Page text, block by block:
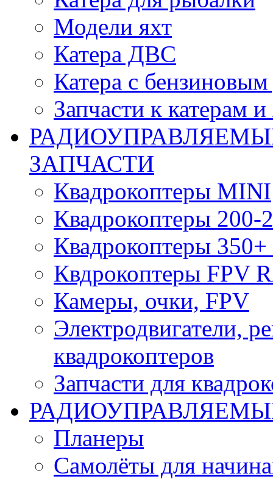
Модели яхт
Катера ДВС
Катера с бензиновым
Запчасти к катерам
ЗАПЧАСТИ
Квадрокоптеры MINI
Квадрокоптеры 200-
Квадрокоптеры 350+
Квдрокоптеры FPV
Камеры, очки, FPV
Электродвигатели,
квадрокоптеров
Запчасти для
Планеры
Самолёты для